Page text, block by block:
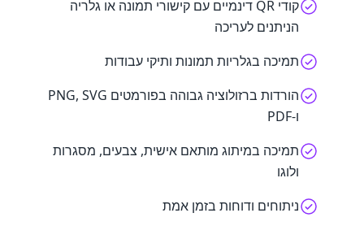
קודי QR דינמיים עם קישורי תמונה או גלריה
הניתנים לעריכה
תמיכה בגלריות תמונות ותיקי עבודות
הורדות ברזולוציה גבוהה בפורמטים PNG, SVG
ו-PDF
תמיכה במיתוג מותאם אישית, צבעים, מסגרות
ולוגו
ניתוחים ודוחות בזמן אמת